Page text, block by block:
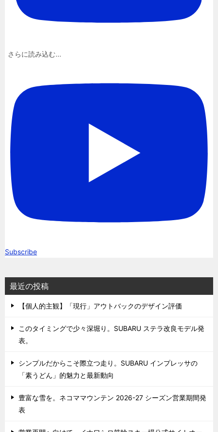
さらに読み込む...
Subscribe
最近の投稿
【個人的主観】「現行」アウトバックのデザイン評価
このタイミングで少々深堀り。SUBARU ステラ改良モデル発
表。
シンプルだからこそ際立つ走り。SUBARU インプレッサの
「素うどん」的魅力と最新動向
豊富な雪を。ネコママウンテン 2026-27 シーズン営業期間発
表